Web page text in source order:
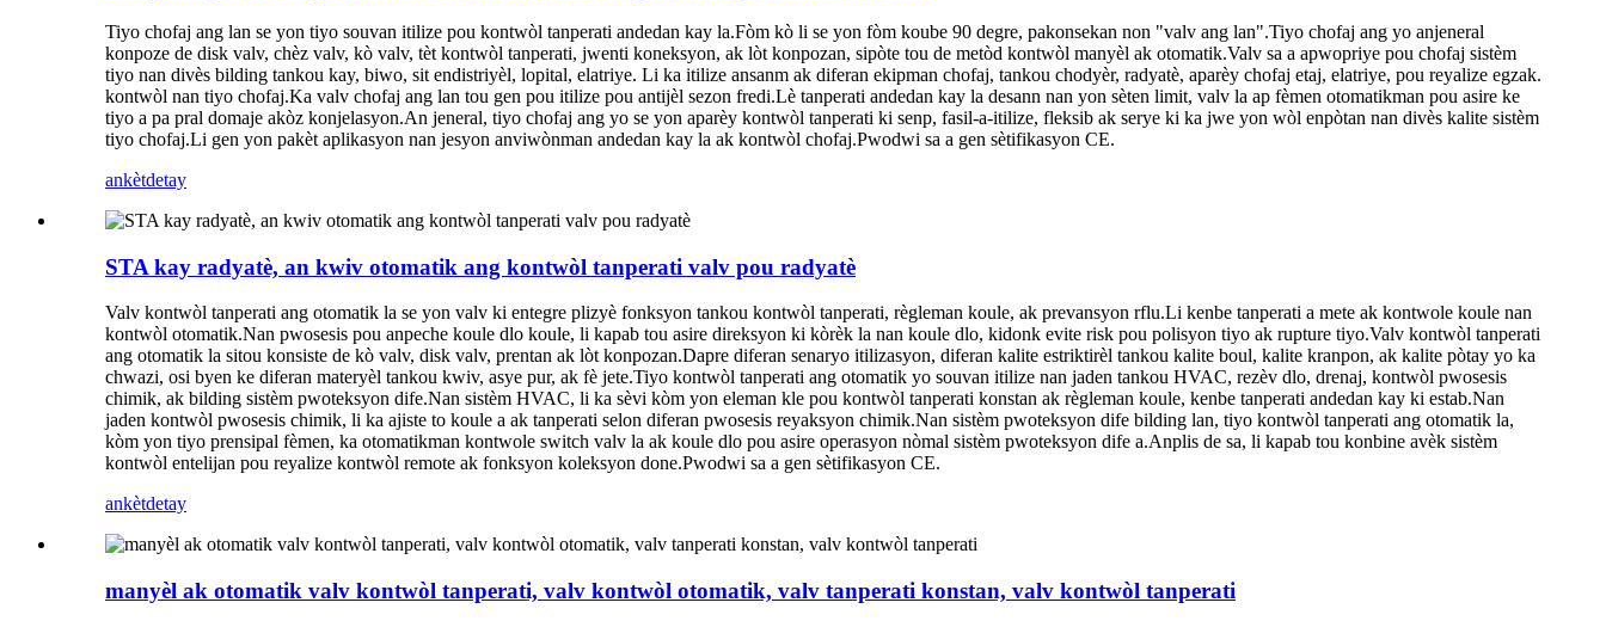
Tiyo chofaj ang lan se yon tiyo souvan itilize pou kontwòl tanperati andedan kay la.Fòm kò li se yon fòm koube 90 degre, pakonsekan non "valv ang lan".Tiyo chofaj ang yo anjeneral
konpoze de disk valv, chèz valv, kò valv, tèt kontwòl tanperati, jwenti koneksyon, ak lòt konpozan, sipòte tou de metòd kontwòl manyèl ak otomatik.Valv sa a apwopriye pou chofaj sistèm
tiyo nan divès bilding tankou kay, biwo, sit endistriyèl, lopital, elatriye. Li ka itilize ansanm ak diferan ekipman chofaj, tankou chodyèr, radyatè, aparèy chofaj etaj, elatriye, pou reyalize egzak.
kontwòl nan tiyo chofaj.Ka valv chofaj ang lan tou gen pou itilize pou antijèl sezon fredi.Lè tanperati andedan kay la desann nan yon sèten limit, valv la ap fèmen otomatikman pou asire ke
tiyo a pa pral domaje akòz konjelasyon.An jeneral, tiyo chofaj ang yo se yon aparèy kontwòl tanperati ki senp, fasil-a-itilize, fleksib ak serye ki ka jwe yon wòl enpòtan nan divès kalite sistèm
tiyo chofaj.Li gen yon pakèt aplikasyon nan jesyon anviwònman andedan kay la ak kontwòl chofaj.Pwodwi sa a gen sètifikasyon CE.
ankètdetay
STA kay radyatè, an kwiv otomatik ang kontwòl tanperati valv pou radyatè
Valv kontwòl tanperati ang otomatik la se yon valv ki entegre plizyè fonksyon tankou kontwòl tanperati, règleman koule, ak prevansyon rflu.Li kenbe tanperati a mete ak kontwole koule nan
kontwòl otomatik.Nan pwosesis pou anpeche koule dlo koule, li kapab tou asire direksyon ki kòrèk la nan koule dlo, kidonk evite risk pou polisyon tiyo ak rupture tiyo.Valv kontwòl tanperati
ang otomatik la sitou konsiste de kò valv, disk valv, prentan ak lòt konpozan.Dapre diferan senaryo itilizasyon, diferan kalite estriktirèl tankou kalite boul, kalite kranpon, ak kalite pòtay yo ka
chwazi, osi byen ke diferan materyèl tankou kwiv, asye pur, ak fè jete.Tiyo kontwòl tanperati ang otomatik yo souvan itilize nan jaden tankou HVAC, rezèv dlo, drenaj, kontwòl pwosesis
chimik, ak bilding sistèm pwoteksyon dife.Nan sistèm HVAC, li ka sèvi kòm yon eleman kle pou kontwòl tanperati konstan ak règleman koule, kenbe tanperati andedan kay ki estab.Nan
jaden kontwòl pwosesis chimik, li ka ajiste to koule a ak tanperati selon diferan pwosesis reyaksyon chimik.Nan sistèm pwoteksyon dife bilding lan, tiyo kontwòl tanperati ang otomatik la,
kòm yon tiyo prensipal fèmen, ka otomatikman kontwole switch valv la ak koule dlo pou asire operasyon nòmal sistèm pwoteksyon dife a.Anplis de sa, li kapab tou konbine avèk sistèm
kontwòl entelijan pou reyalize kontwòl remote ak fonksyon koleksyon done.Pwodwi sa a gen sètifikasyon CE.
ankètdetay
manyèl ak otomatik valv kontwòl tanperati, valv kontwòl otomatik, valv tanperati konstan, valv kontwòl tanperati